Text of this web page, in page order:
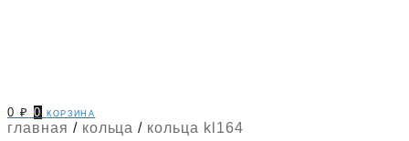
0₽ 0 корзина
главная / кольца / кольца kl164